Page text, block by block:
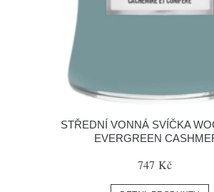
STŘEDNÍ VONNÁ SVÍČKA
EVERGREEN
747 Kč